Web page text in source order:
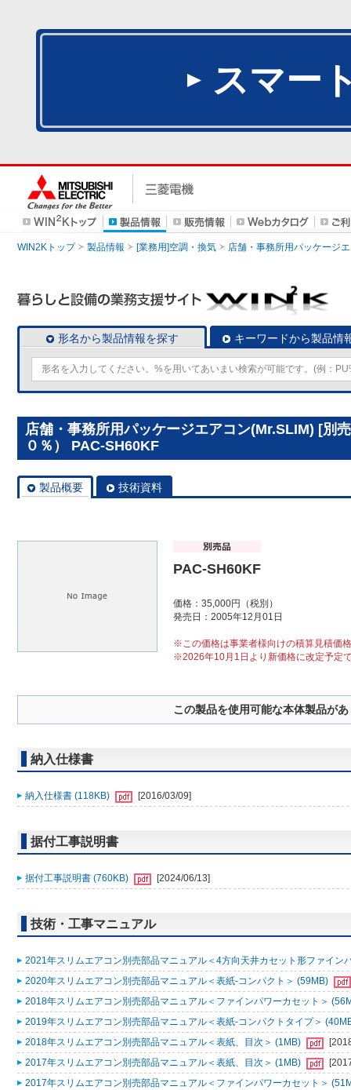
スマー
WIN2Kトップ 製品情報 [業務用]空調・換気 店舗・事務所用パッケージ
形名から製品情報を探す キーワードから製品情
店舗・事務所用パッケージエアコン(Mr.SLIM) [別
０％） PAC-SH60KF
製品概要 技術資料
PAC-SH60KF
価格：35,000円（税別）
発売日：2005年12月01日
※この価格は事業者様向けの積算見積価
※2026年10月1日より新価格に改定予定
この製品を使用可能な本体製品が
納入仕様書
納入仕様書 (118KB) [2016/03/09]
据付工事説明書
据付工事説明書 (760KB) [2024/06/13]
技術・工事マニュアル
2021年スリムエアコン別売部品マニュアル＜4方向天井カセット形ファイン
2020年スリムエアコン別売部品マニュアル＜表紙-コンパクト＞ (59MB)
2018年スリムエアコン別売部品マニュアル＜ファインパワーカセット＞
2019年スリムエアコン別売部品マニュアル＜表紙-コンパクトタイプ＞
2018年スリムエアコン別売部品マニュアル＜表紙、目次＞ (1MB)
2017年スリムエアコン別売部品マニュアル＜表紙、目次＞ (1MB)
2017年スリムエアコン別売部品マニュアル＜ファインパワーカセット＞